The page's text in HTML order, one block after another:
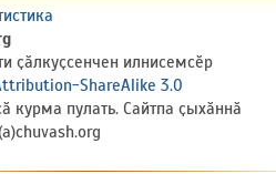
ҫӑлкуҫсенчен илнисемсӗр
ShareAlike 3.0
курма пулать. Сайтпа ҫыхӑннӑ